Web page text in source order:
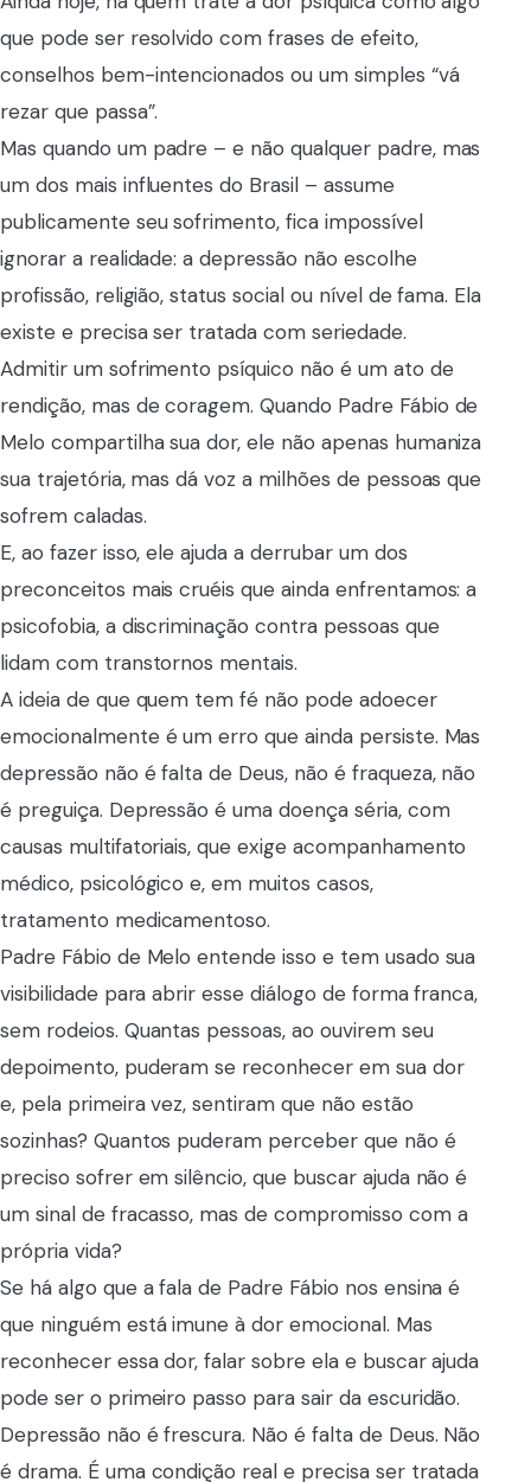
que pode ser resolvido com frases de efeito,
conselhos bem-intencionados ou um simples “vá
rezar que passa”.
Mas quando um padre – e não qualquer padre, mas
um dos mais influentes do Brasil – assume
publicamente seu sofrimento, fica impossível
ignorar a realidade: a depressão não escolhe
profissão, religião, status social ou nível de fama. Ela
existe e precisa ser tratada com seriedade.
Admitir um sofrimento psíquico não é um ato de
rendição, mas de coragem. Quando Padre Fábio de
Melo compartilha sua dor, ele não apenas humaniza
sua trajetória, mas dá voz a milhões de pessoas que
sofrem caladas.
E, ao fazer isso, ele ajuda a derrubar um dos
preconceitos mais cruéis que ainda enfrentamos: a
psicofobia, a discriminação contra pessoas que
lidam com transtornos mentais.
A ideia de que quem tem fé não pode adoecer
emocionalmente é um erro que ainda persiste. Mas
depressão não é falta de Deus, não é fraqueza, não
é preguiça. Depressão é uma doença séria, com
causas multifatoriais, que exige acompanhamento
médico, psicológico e, em muitos casos,
tratamento medicamentoso.
Padre Fábio de Melo entende isso e tem usado sua
visibilidade para abrir esse diálogo de forma franca,
sem rodeios. Quantas pessoas, ao ouvirem seu
depoimento, puderam se reconhecer em sua dor
e, pela primeira vez, sentiram que não estão
sozinhas? Quantos puderam perceber que não é
preciso sofrer em silêncio, que buscar ajuda não é
um sinal de fracasso, mas de compromisso com a
própria vida?
Se há algo que a fala de Padre Fábio nos ensina é
que ninguém está imune à dor emocional. Mas
reconhecer essa dor, falar sobre ela e buscar ajuda
pode ser o primeiro passo para sair da escuridão.
Depressão não é frescura. Não é falta de Deus. Não
é drama. É uma condição real e precisa ser tratada